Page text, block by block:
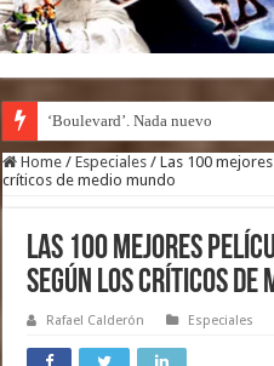
‘Boulevard’. Nada nuevo
Home / Especiales / Las 100
críticos de medio mundo
Las 100 mejores
según los críticos de
Rafael Calderón Especiales